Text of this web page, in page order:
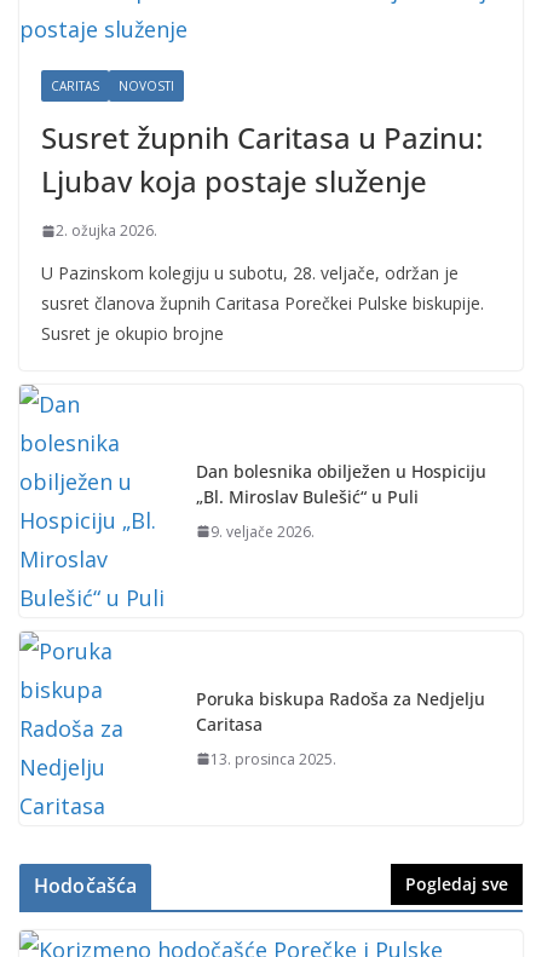
CARITAS NOVOSTI
Susret župnih Caritasa u Pazinu:
Ljubav koja postaje služenje
2. ožujka 2026.
U Pazinskom kolegiju u subotu, 28. veljače, održan je
susret članova župnih Caritasa Porečkei Pulske biskupije.
Susret je okupio brojne
Dan bolesnika obilježen u Hospiciju
„Bl. Miroslav Bulešić“ u Puli
9. veljače 2026.
Poruka biskupa Radoša za Nedjelju
Caritasa
13. prosinca 2025.
Hodočašća Pogledaj sve